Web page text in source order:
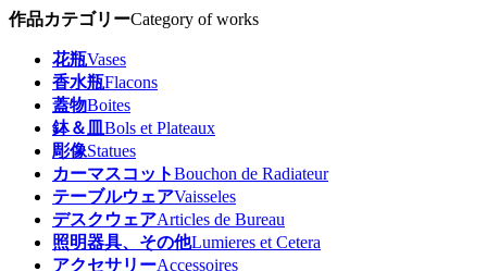
作品カテゴリーCategory of works
花瓶Vases
香水瓶Flacons
蓋物Boites
鉢＆皿 Bols et Plateaux
彫像Statues
カーマスコットBouchon de Radiateur
テーブルウェアVaisseles
デスクウェアArticles de Bureau
照明器具、その他Lumieres et Cetera
アクセサリーAccessoires